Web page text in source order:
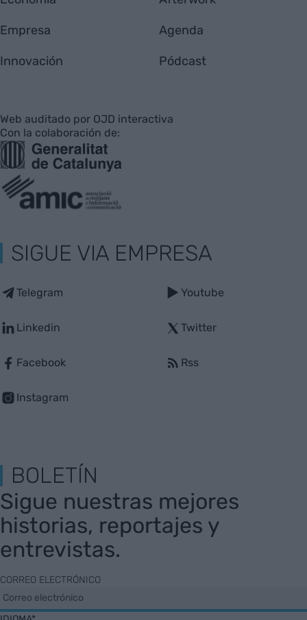
Empresa
Innovación
Agenda
Pódcast
Web auditado por OJD interactiva
Con la colaboración de:
SIGUE VIA EMPRESA
Telegram
Linkedin
Facebook
Instagram
Youtube
Twitter
Rss
BOLETÍN
Sigue nuestras mejores
historias, reportajes y
entrevistas.
CORREO ELECTRÓNICO